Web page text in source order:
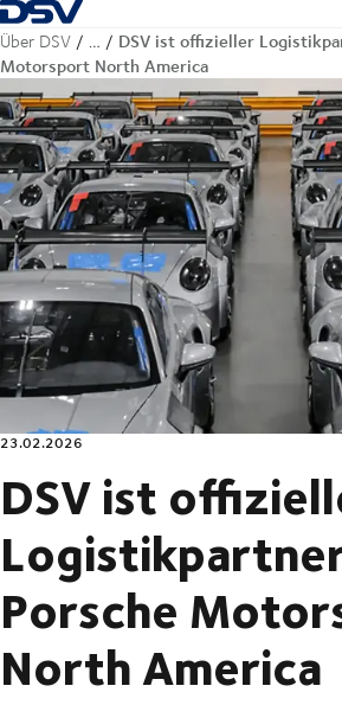
Zurück zur Startseite
Über DSV …
DSV ist offizieller
Motorsport North America
23.02.2026
DSV ist
Porsche
North America